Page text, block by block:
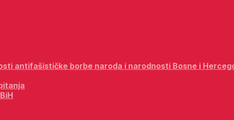
antifašističke borbe naroda i narodnosti Bosne i